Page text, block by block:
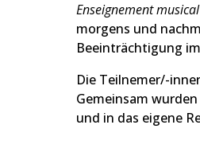
Enseignement musical
morgens und
Beeinträchtigung
Die Teilnemer/-
Gemeinsam
und in das eigene